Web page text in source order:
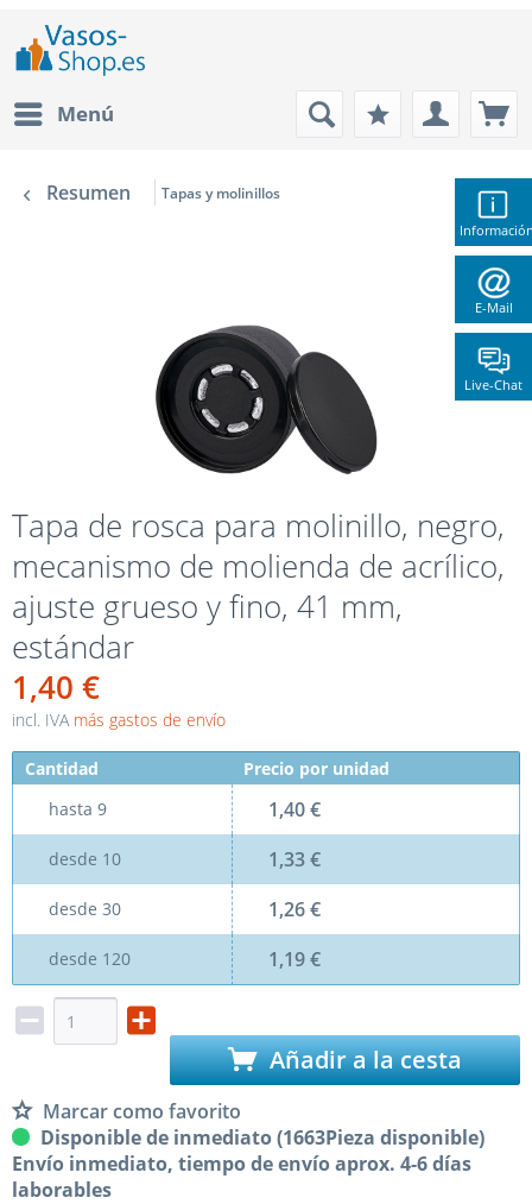
E-Mail
Live-Chat
Menú
Resumen Tapas y molinillos
Tapa de rosca para molinillo, negro,
mecanismo de molienda de acrílico,
ajuste grueso y fino, 41 mm,
estándar
1,40 €
incl. IVA más gastos de envío
Cantidad
Precio por unidad
hasta 9 1,40 €
desde 10 1,33 €
desde 30 1,26 €
desde 120 1,19 €
Añadir a la cesta
Marcar como favorito
Disponible de inmediato (1663Pieza disponible)
Envío inmediato, tiempo de envío aprox. 4-6 días
laborables